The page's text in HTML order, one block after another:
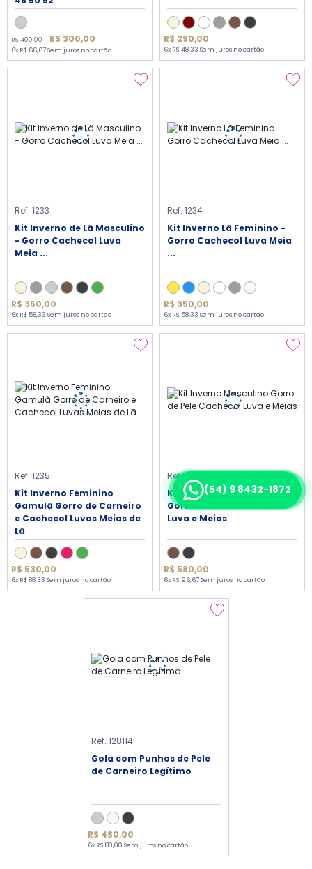
(54) 9 8432-1872
R$ 400,00 R$ 300,00
6x R$ 66,67 Sem juros no cartão
R$ 290,00
6x R$ 48,33 Sem juros no cartão
Ref. 1233
Kit Inverno de Lã Masculino
- Gorro Cachecol Luva
Meia ...
R$ 350,00
6x R$ 58,33 Sem juros no cartão
Ref. 1234
Kit Inverno Lã Feminino -
Gorro Cachecol Luva Meia
...
R$ 350,00
6x R$ 58,33 Sem juros no cartão
Ref. 1235
Kit Inverno Feminino
Gamulã Gorro de Carneiro
e Cachecol Luvas Meias de
Lã
R$ 530,00
6x R$ 88,33 Sem juros no cartão
Ref. 1238
Kit Inverno Masculino
Gorro de Pele Cachecol
Luva e Meias
R$ 580,00
6x R$ 96,67 Sem juros no cartão
Ref. 128114
Gola com Punhos de Pele
de Carneiro Legítimo
R$ 480,00
6x R$ 80,00 Sem juros no cartão